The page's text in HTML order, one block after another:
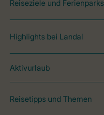
Reiseziele und Ferienparks
Highlights bei Landal
Aktivurlaub
Reisetipps und Themen